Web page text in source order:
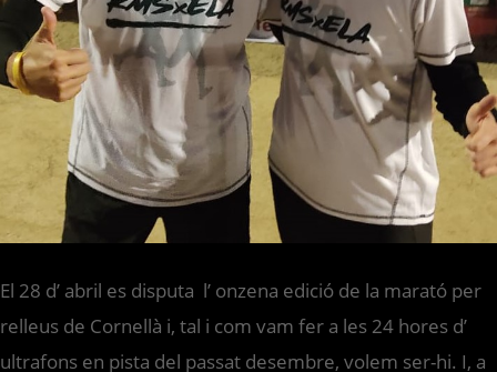
El 28 d’ abril es disputa l’ onzena edició de la marató per
relleus de Cornellà i, tal i com vam fer a les 24 hores d’
ultrafons en pista del passat desembre, volem ser-hi. I, a